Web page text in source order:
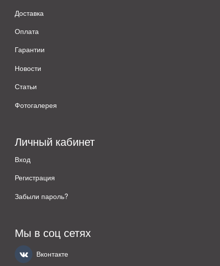
Доставка
Оплата
Гарантии
Новости
Статьи
Фотогалерея
Личный кабинет
Вход
Регистрация
Забыли пароль?
Мы в соц сетях
Вконтакте